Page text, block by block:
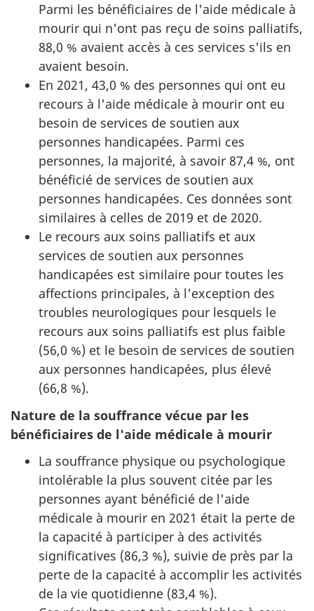
Parmi les bénéficiaires de l'aide médicale à
mourir qui n'ont pas reçu de soins palliatifs,
88,0 % avaient accès à ces services s'ils en
avaient besoin.
En 2021, 43,0 % des personnes qui ont eu
recours à l'aide médicale à mourir ont eu
besoin de services de soutien aux
personnes handicapées. Parmi ces
personnes, la majorité, à savoir 87,4 %, ont
bénéficié de services de soutien aux
personnes handicapées. Ces données sont
similaires à celles de 2019 et de 2020.
Le recours aux soins palliatifs et aux
services de soutien aux personnes
handicapées est similaire pour toutes les
affections principales, à l'exception des
troubles neurologiques pour lesquels le
recours aux soins palliatifs est plus faible
(56,0 %) et le besoin de services de soutien
aux personnes handicapées, plus élevé
(66,8 %).
Nature de la souffrance vécue par les
bénéficiaires de l'aide médicale à mourir
La souffrance physique ou psychologique
intolérable la plus souvent citée par les
personnes ayant bénéficié de l'aide
médicale à mourir en 2021 était la perte de
la capacité à participer à des activités
significatives (86,3 %), suivie de près par la
perte de la capacité à accomplir les activités
de la vie quotidienne (83,4 %).